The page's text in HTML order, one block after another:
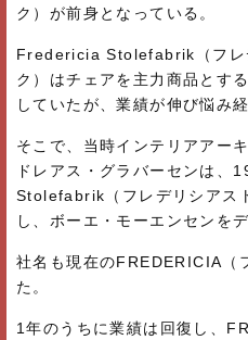
ク）が前身となっている。
Fredericia Stolefabrik（フレ
ク）はチェアを主力商品とす
していたが、業績が伸び悩み
そこで、当時インテリアアー
ドレアス・グラバーセンは、
Stolefabrik（フレデリシアス
し、ボーエ・モーエンセンを
社名も現在のFREDERICIA（
た。
1年のうちに業績は回復し、